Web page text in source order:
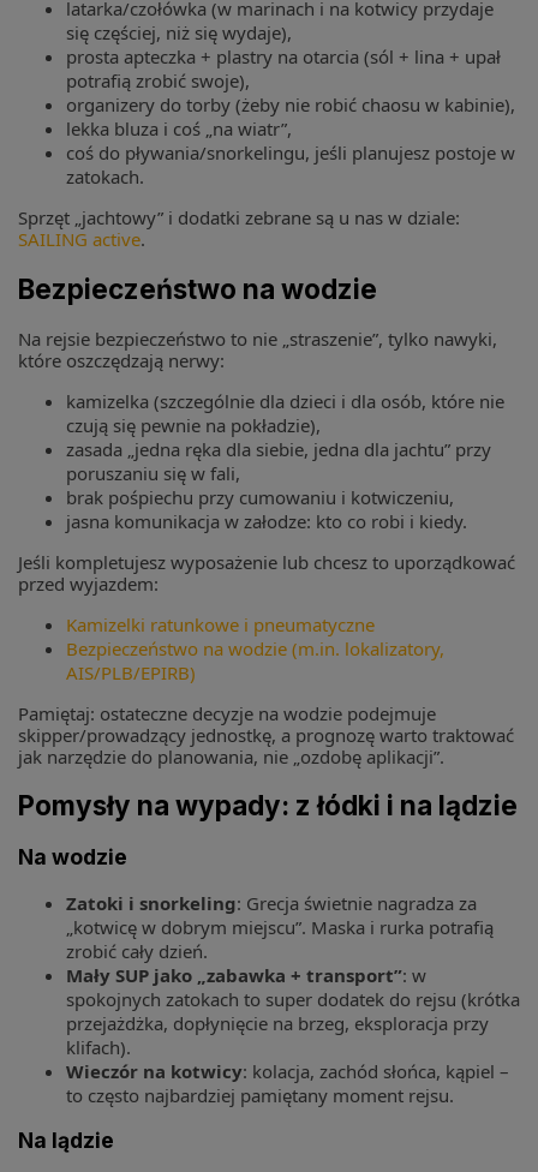
latarka/czołówka (w marinach i na kotwicy przydaje
się częściej, niż się wydaje),
prosta apteczka + plastry na otarcia (sól + lina + upał
potrafią zrobić swoje),
organizery do torby (żeby nie robić chaosu w kabinie),
lekka bluza i coś „na wiatr”,
coś do pływania/snorkelingu, jeśli planujesz postoje w
zatokach.
Sprzęt „jachtowy” i dodatki zebrane są u nas w dziale:
SAILING active.
Bezpieczeństwo na wodzie
Na rejsie bezpieczeństwo to nie „straszenie”, tylko nawyki,
które oszczędzają nerwy:
kamizelka (szczególnie dla dzieci i dla osób, które nie
czują się pewnie na pokładzie),
zasada „jedna ręka dla siebie, jedna dla jachtu” przy
poruszaniu się w fali,
brak pośpiechu przy cumowaniu i kotwiczeniu,
jasna komunikacja w załodze: kto co robi i kiedy.
Jeśli kompletujesz wyposażenie lub chcesz to uporządkować
przed wyjazdem:
Kamizelki ratunkowe i pneumatyczne
Bezpieczeństwo na wodzie (m.in. lokalizatory,
AIS/PLB/EPIRB)
Pamiętaj: ostateczne decyzje na wodzie podejmuje
skipper/prowadzący jednostkę, a prognozę warto traktować
jak narzędzie do planowania, nie „ozdobę aplikacji”.
Pomysły na wypady: z łódki i na lądzie
Na wodzie
Zatoki i snorkeling: Grecja świetnie nagradza za
„kotwicę w dobrym miejscu”. Maska i rurka potrafią
zrobić cały dzień.
Mały SUP jako „zabawka + transport”: w
spokojnych zatokach to super dodatek do rejsu (krótka
przejażdżka, dopłynięcie na brzeg, eksploracja przy
klifach).
Wieczór na kotwicy: kolacja, zachód słońca, kąpiel –
to często najbardziej pamiętany moment rejsu.
Na lądzie